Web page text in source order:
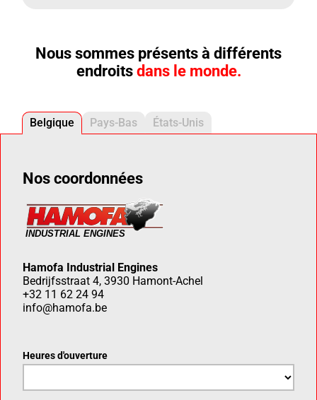
Nous sommes présents à différents
endroits dans le monde.
Belgique Pays-Bas États-Unis
Nos coordonnées
Hamofa Industrial Engines
Bedrijfsstraat 4, 3930 Hamont-Achel
+32 11 62 24 94
info@hamofa.be
Heures d'ouverture